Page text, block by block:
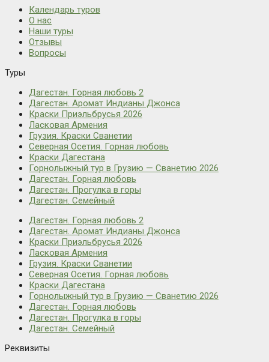
Календарь туров
О нас
Наши туры
Отзывы
Вопросы
Туры
Дагестан. Горная любовь 2
Дагестан. Аромат Индианы Джонса
Краски Приэльбрусья 2026
Ласковая Армения
Грузия. Краски Сванетии
Северная Осетия. Горная любовь
Краски Дагестана
Горнолыжный тур в Грузию — Сванетию 2026
Дагестан. Горная любовь
Дагестан. Прогулка в горы
Дагестан. Семейный
Дагестан. Горная любовь 2
Дагестан. Аромат Индианы Джонса
Краски Приэльбрусья 2026
Ласковая Армения
Грузия. Краски Сванетии
Северная Осетия. Горная любовь
Краски Дагестана
Горнолыжный тур в Грузию — Сванетию 2026
Дагестан. Горная любовь
Дагестан. Прогулка в горы
Дагестан. Семейный
Реквизиты